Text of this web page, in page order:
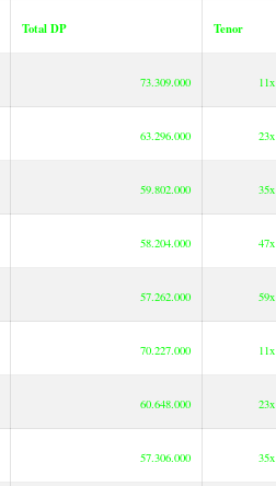
Total DP Tenor
73.309.000 11x
63.296.000 23x
59.802.000 35x
58.204.000 47x
57.262.000 59x
70.227.000 11x
60.648.000 23x
57.306.000 35x